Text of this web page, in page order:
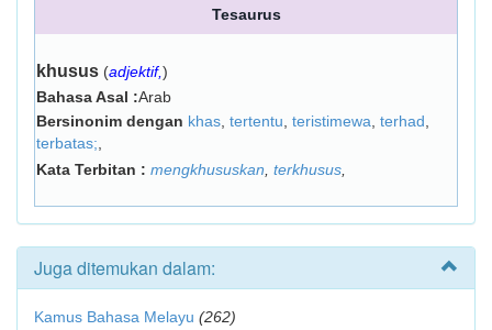
Tesaurus
khusus (adjektif,)
Bahasa Asal :Arab
Bersinonim dengan khas tertentu teristimewa terhad
terbatas;
Kata Terbitan : mengkhususkan terkhusus
Juga ditemukan dalam:
Kamus Bahasa Melayu (262)